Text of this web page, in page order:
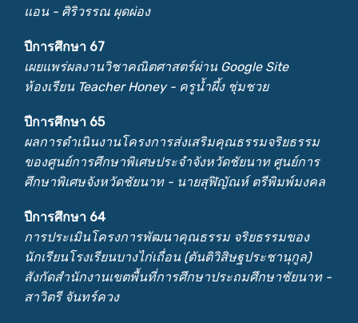
แอน - ศิริวรรณ ผุดผ่อง
ปีการศึกษา 67
เผยแพร่ผลงานวิชาคณิตศาสตร์ผ่าน Google Site
ห้องเรียน Teacher Honey - ครูน้ำผึ้ง ชุ่มชวย
ปีการศึกษา 65
ผลการดำเนินงานโครงการส่งเสริมคุณธรรมจริยธรรม
ของศูนย์การศึกษาพิเศษประจำจังหวัดชัยนาท ศูนย์การ
ศึกษาพิเศษจังหวัดชัยนาท - นายสุฬิญัณห์ ตรีพิมพ์มงคล
ปีการศึกษา 64
การประเมินโครงการพัฒนาคุณธรรม จริยธรรมของ
นักเรียนโรงเรียนบางไก่เถื่อน (ตันติวิสิษฐประชานุกูล)
สังกัดสำนักงานเขตพื้นที่การศึกษาประถมศึกษาชัยนาท -
สาวิตรี จันทร์ควง